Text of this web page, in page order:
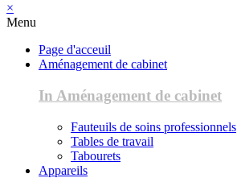
×
Menu
Page d'acceuil
Aménagement de cabinet
In Aménagement de cabinet
Fauteuils de soins professionnels
Tables de travail
Tabourets
Appareils